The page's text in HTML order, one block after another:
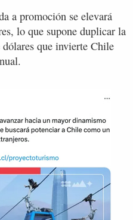
a promoción se elevará
lo que supone duplicar la
que invierte Chile